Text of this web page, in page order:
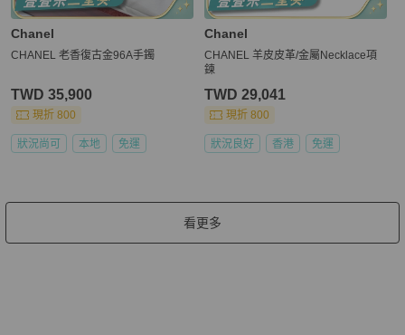
Chanel
CHANEL 老香復古金96A手鐲
TWD 35,900
現折 800
狀況尚可 本地 免運
Chanel
CHANEL 羊皮皮革/金屬Necklace項
鍊
TWD 29,041
現折 800
狀況良好 香港 免運
看更多